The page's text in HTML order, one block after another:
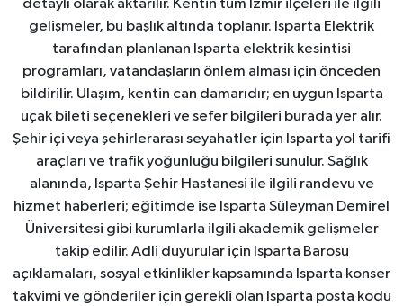
detaylı olarak aktarılır. Kentin tüm İzmir ilçeleri ile ilgili
gelişmeler, bu başlık altında toplanır. Isparta Elektrik
tarafından planlanan Isparta elektrik kesintisi
programları, vatandaşların önlem alması için önceden
bildirilir. Ulaşım, kentin can damarıdır; en uygun Isparta
uçak bileti seçenekleri ve sefer bilgileri burada yer alır.
Şehir içi veya şehirlerarası seyahatler için Isparta yol tarifi
araçları ve trafik yoğunluğu bilgileri sunulur. Sağlık
alanında, Isparta Şehir Hastanesi ile ilgili randevu ve
hizmet haberleri; eğitimde ise Isparta Süleyman Demirel
Üniversitesi gibi kurumlarla ilgili akademik gelişmeler
takip edilir. Adli duyurular için Isparta Barosu
açıklamaları, sosyal etkinlikler kapsamında Isparta konser
takvimi ve gönderiler için gerekli olan Isparta posta kodu